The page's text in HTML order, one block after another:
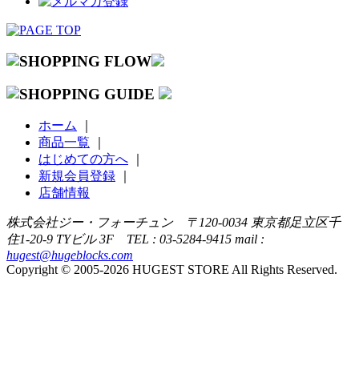
ホーム
商品一覧
はじめての方へ
新規会員登録
店舗情報
株式会社ジー・フォーチュン 〒120-0034 東京都足立区千
住1-20-9 TYビル 3F TEL : 03-5284-9415 mail :
hugest@hugeblocks.com
Copyright © 2005-2026 HUGEST STORE All Rights Reserved.